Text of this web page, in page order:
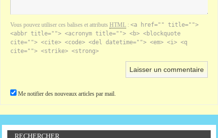
Vous pouvez utiliser ces balises et attributs HTML : <a href="" title="">
<abbr title=""> <acronym title=""> <b> <blockquote
cite=""> <cite> <code> <del datetime=""> <em> <i> <q
cite=""> <strike> <strong>
Me notifier des nouveaux articles par mail.
RECHERCHER